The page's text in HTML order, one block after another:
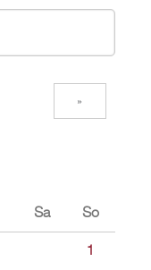
»
Sa So
1